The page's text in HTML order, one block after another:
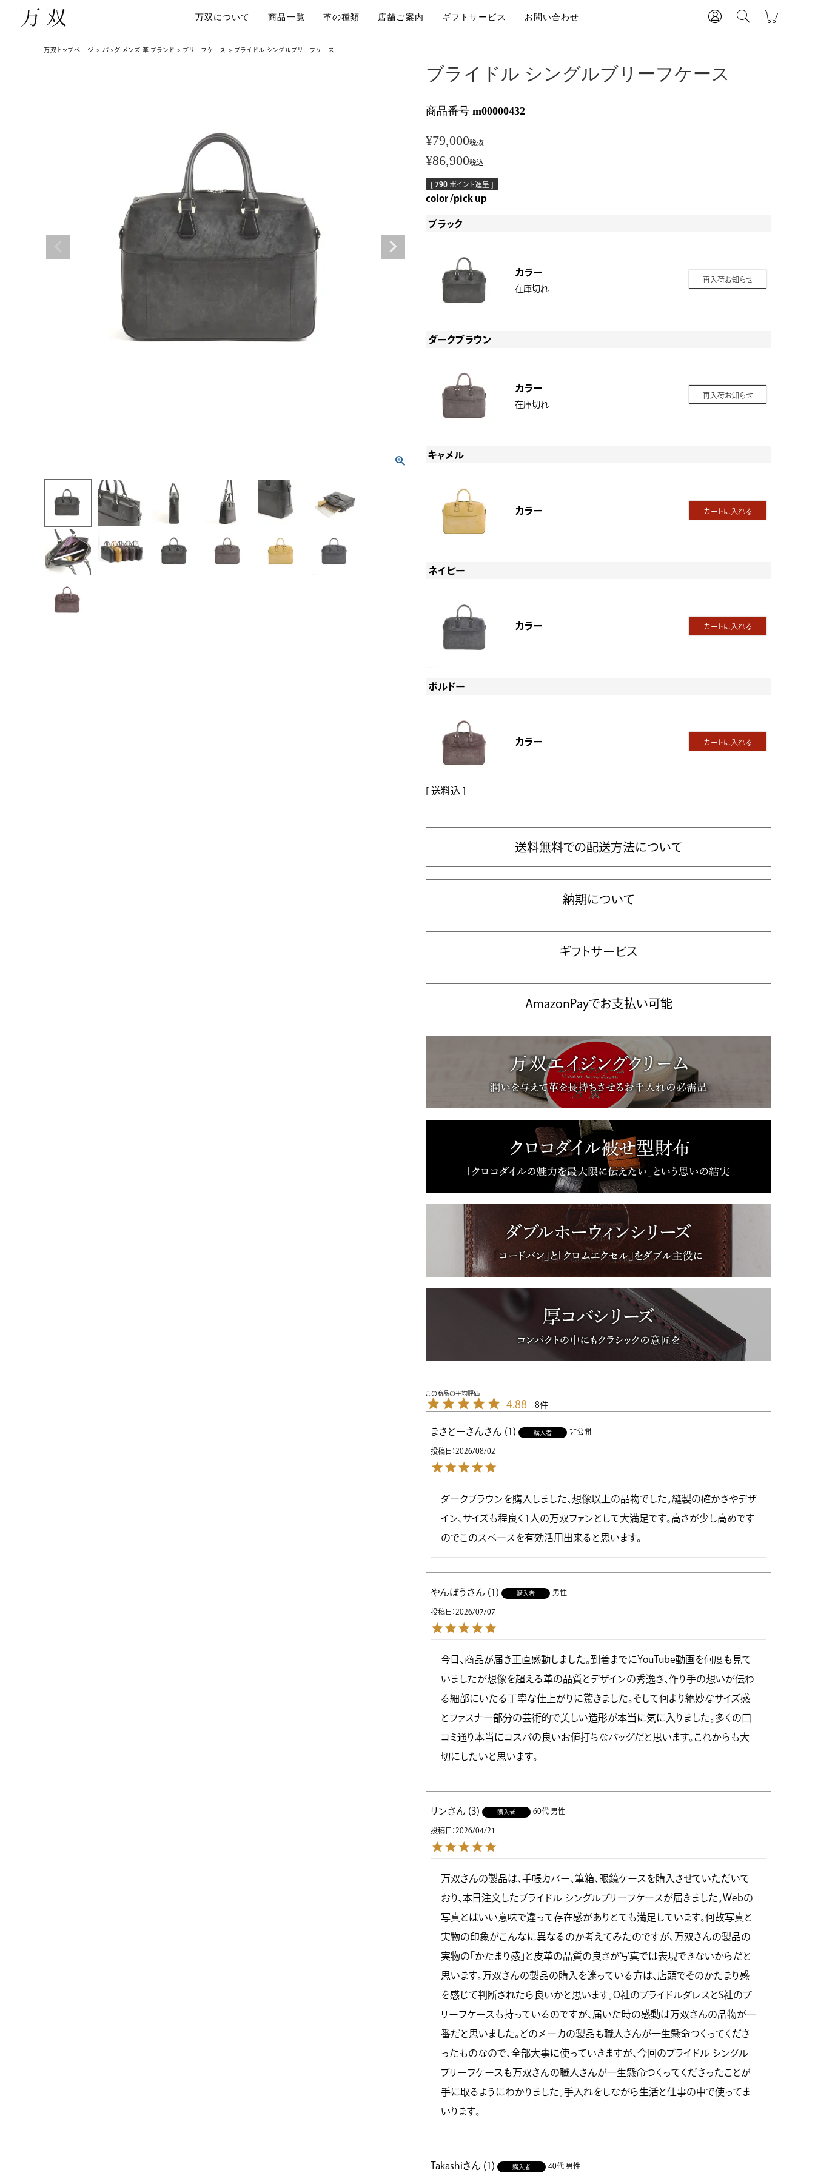
万双について 商品一覧 革の種類 店舗ご案内 ギフトサービス お問い合わせ
万双トップページ バッグ メンズ 革 ブランド ブリーフケース ブライドル シングルブリーフケース
ブライドル シングルブリーフケース
商品番号 m00000432
¥79,000税抜
¥86,900税込
[ 790 ポイント進呈 ]
color pick up
ブラック
カラー
在庫切れ
再入荷お知らせ
ダークブラウン
カラー
在庫切れ
再入荷お知らせ
キャメル
カラー カートに入れる
ネイビー
カラー カートに入れる
ボルドー
カラー カートに入れる
送料込
送料無料での配送方法について
納期について
ギフトサービス
AmazonPayでお支払い可能
4.88 8
まさとーさん 1 購入者 非公開
投稿日 2026/08/02
ダークブラウンを購入しました、想像以上の品物でした。縫製の確かさやデザ
イン、サイズも程良く1人の万双ファンとして大満足です。高さが少し高めです
のでこのスペースを有効活用出来ると思います。
やんぼう 1 購入者 男性
投稿日 2026/07/07
今日、商品が届き正直感動しました。到着までにYouTube動画を何度も見て
いましたが想像を超える革の品質とデザインの秀逸さ、作り手の想いが伝わ
る細部にいたる丁寧な仕上がりに驚きました。そして何より絶妙なサイズ感
とファスナー部分の芸術的で美しい造形が本当に気に入りました。多くの口
コミ通り本当にコスパの良いお値打ちなバッグだと思います。これからも大
切にしたいと思います。
リン 3 購入者 60代 男性
投稿日 2026/04/21
万双さんの製品は、手帳カバー、筆箱、眼鏡ケースを購入させていただいて
おり、本日注文したブライドル シングルブリーフケースが届きました。Webの
写真とはいい意味で違って存在感がありとても満足しています。何故写真と
実物の印象がこんなに異なるのか考えてみたのですが、万双さんの製品の
実物の「かたまり感」と皮革の品質の良さが写真では表現できないからだと
思います。万双さんの製品の購入を迷っている方は、店頭でそのかたまり感
を感じて判断されたら良いかと思います。O社のブライドルダレスとS社のブ
リーフケースも持っているのですが、届いた時の感動は万双さんの品物が一
番だと思いました。どのメーカの製品も職人さんが一生懸命つくってくださ
ったものなので、全部大事に使っていきますが、今回のブライドル シングル
ブリーフケースも万双さんの職人さんが一生懸命つくってくださったことが
手に取るようにわかりました。手入れをしながら生活と仕事の中で使ってま
いります。
Takashi 1 購入者 40代 男性